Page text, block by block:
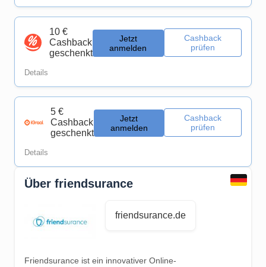
10 €
Cashback
geschenkt
Jetzt
anmelden
Cashback
prüfen
Details
5 €
Cashback
geschenkt
Jetzt
anmelden
Cashback
prüfen
Details
Über friendsurance
friendsurance.de
Friendsurance ist ein innovativer Online-